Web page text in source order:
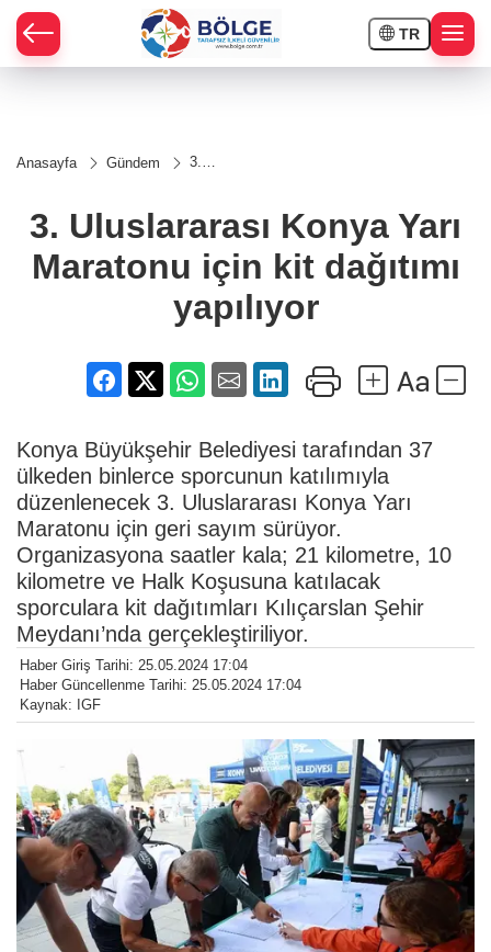
TR
Anasayfa Gündem
3.
için kit
yapılıyor
3. Uluslararası Konya Yarı
Maratonu için kit dağıtımı
yapılıyor
Konya Büyükşehir Belediyesi tarafından 37
ülkeden binlerce sporcunun katılımıyla
düzenlenecek 3. Uluslararası Konya Yarı
Maratonu için geri sayım sürüyor.
Organizasyona saatler kala; 21 kilometre, 10
kilometre ve Halk Koşusuna katılacak
sporculara kit dağıtımları Kılıçarslan Şehir
Meydanı’nda gerçekleştiriliyor.
Haber Giriş Tarihi: 25.05.2024 17:04
Haber Güncellenme Tarihi: 25.05.2024 17:04
Kaynak: IGF